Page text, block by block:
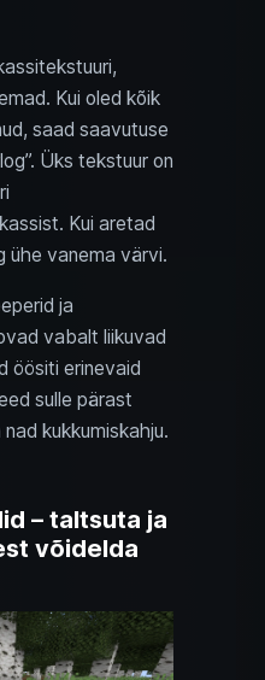
Kui oled kõik
saad saavutuse
Üks tekstuur on
Kui aretad
ühe vanema värvi.
ja
vabalt liikuvad
öösiti erinevaid
sulle pärast
kukkumiskahju.
– taltsuta ja
võidelda